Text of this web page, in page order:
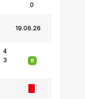
0
19.06.26
4
3
В